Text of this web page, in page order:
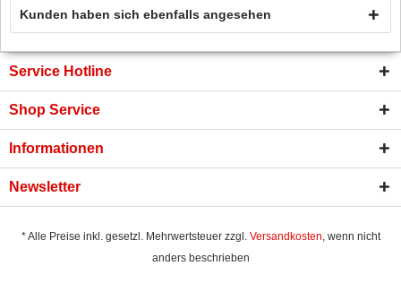
Kunden haben sich ebenfalls angesehen
Service Hotline
Shop Service
Informationen
Newsletter
* Alle Preise inkl. gesetzl. Mehrwertsteuer zzgl. Versandkosten, wenn nicht
anders beschrieben